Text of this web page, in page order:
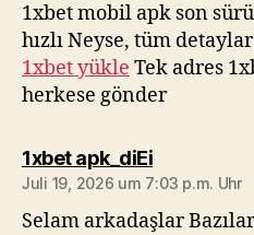
1xbet mobil apk son
hızlı Neyse, tüm
1xbet yükle Tek adres
herkese gönder
1xbet apk_diEisagt:
Juli 19, 2026 um 7:03 p.m. Uhr
Selam arkadaşlar